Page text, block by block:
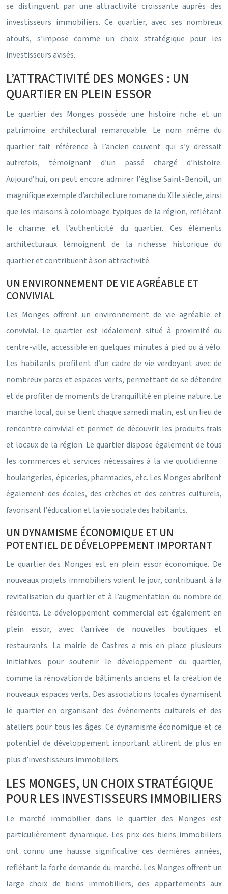
se distinguent par une attractivité croissante auprès des
investisseurs immobiliers. Ce quartier, avec ses nombreux
atouts, s’impose comme un choix stratégique pour les
investisseurs avisés.
L’ATTRACTIVITÉ DES MONGES : UN
QUARTIER EN PLEIN ESSOR
Le quartier des Monges possède une histoire riche et un
patrimoine architectural remarquable. Le nom même du
quartier fait référence à l’ancien couvent qui s’y dressait
autrefois, témoignant d’un passé chargé d’histoire.
Aujourd’hui, on peut encore admirer l’église Saint-Benoît, un
magnifique exemple d’architecture romane du XIIe siècle, ainsi
que les maisons à colombage typiques de la région, reflétant
le charme et l’authenticité du quartier. Ces éléments
architecturaux témoignent de la richesse historique du
quartier et contribuent à son attractivité.
UN ENVIRONNEMENT DE VIE AGRÉABLE ET
CONVIVIAL
Les Monges offrent un environnement de vie agréable et
convivial. Le quartier est idéalement situé à proximité du
centre-ville, accessible en quelques minutes à pied ou à vélo.
Les habitants profitent d’un cadre de vie verdoyant avec de
nombreux parcs et espaces verts, permettant de se détendre
et de profiter de moments de tranquillité en pleine nature. Le
marché local, qui se tient chaque samedi matin, est un lieu de
rencontre convivial et permet de découvrir les produits frais
et locaux de la région. Le quartier dispose également de tous
les commerces et services nécessaires à la vie quotidienne :
boulangeries, épiceries, pharmacies, etc. Les Monges abritent
également des écoles, des crèches et des centres culturels,
favorisant l’éducation et la vie sociale des habitants.
UN DYNAMISME ÉCONOMIQUE ET UN
POTENTIEL DE DÉVELOPPEMENT IMPORTANT
Le quartier des Monges est en plein essor économique. De
nouveaux projets immobiliers voient le jour, contribuant à la
revitalisation du quartier et à l’augmentation du nombre de
résidents. Le développement commercial est également en
plein essor, avec l’arrivée de nouvelles boutiques et
restaurants. La mairie de Castres a mis en place plusieurs
initiatives pour soutenir le développement du quartier,
comme la rénovation de bâtiments anciens et la création de
nouveaux espaces verts. Des associations locales dynamisent
le quartier en organisant des événements culturels et des
ateliers pour tous les âges. Ce dynamisme économique et ce
potentiel de développement important attirent de plus en
plus d’investisseurs immobiliers.
LES MONGES, UN CHOIX STRATÉGIQUE
POUR LES INVESTISSEURS IMMOBILIERS
Le marché immobilier dans le quartier des Monges est
particulièrement dynamique. Les prix des biens immobiliers
ont connu une hausse significative ces dernières années,
reflétant la forte demande du marché. Les Monges offrent un
large choix de biens immobiliers, des appartements aux